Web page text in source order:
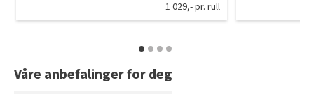
1 029,- pr. rull
Våre anbefalinger for deg